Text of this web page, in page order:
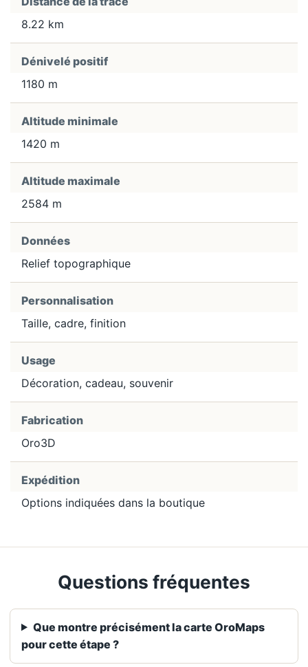
8.22 km
Dénivelé positif
1180 m
Altitude minimale
1420 m
Altitude maximale
2584 m
Données
Relief topographique
Personnalisation
Taille, cadre, finition
Usage
Décoration, cadeau, souvenir
Fabrication
Oro3D
Expédition
Options indiquées dans la boutique
Questions fréquentes
Que montre précisément la carte OroMaps
pour cette étape ?